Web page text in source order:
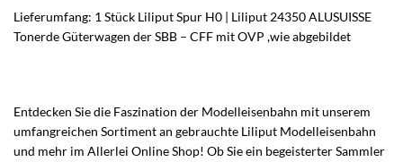
Lieferumfang: 1 Stück Liliput Spur H0 | Liliput 24350 ALUSUISSE
Tonerde Güterwagen der SBB – CFF mit OVP ,wie abgebildet
Entdecken Sie die Faszination der Modelleisenbahn mit unserem
umfangreichen Sortiment an gebrauchte Liliput Modelleisenbahn
und mehr im Allerlei Online Shop! Ob Sie ein begeisterter Sammler